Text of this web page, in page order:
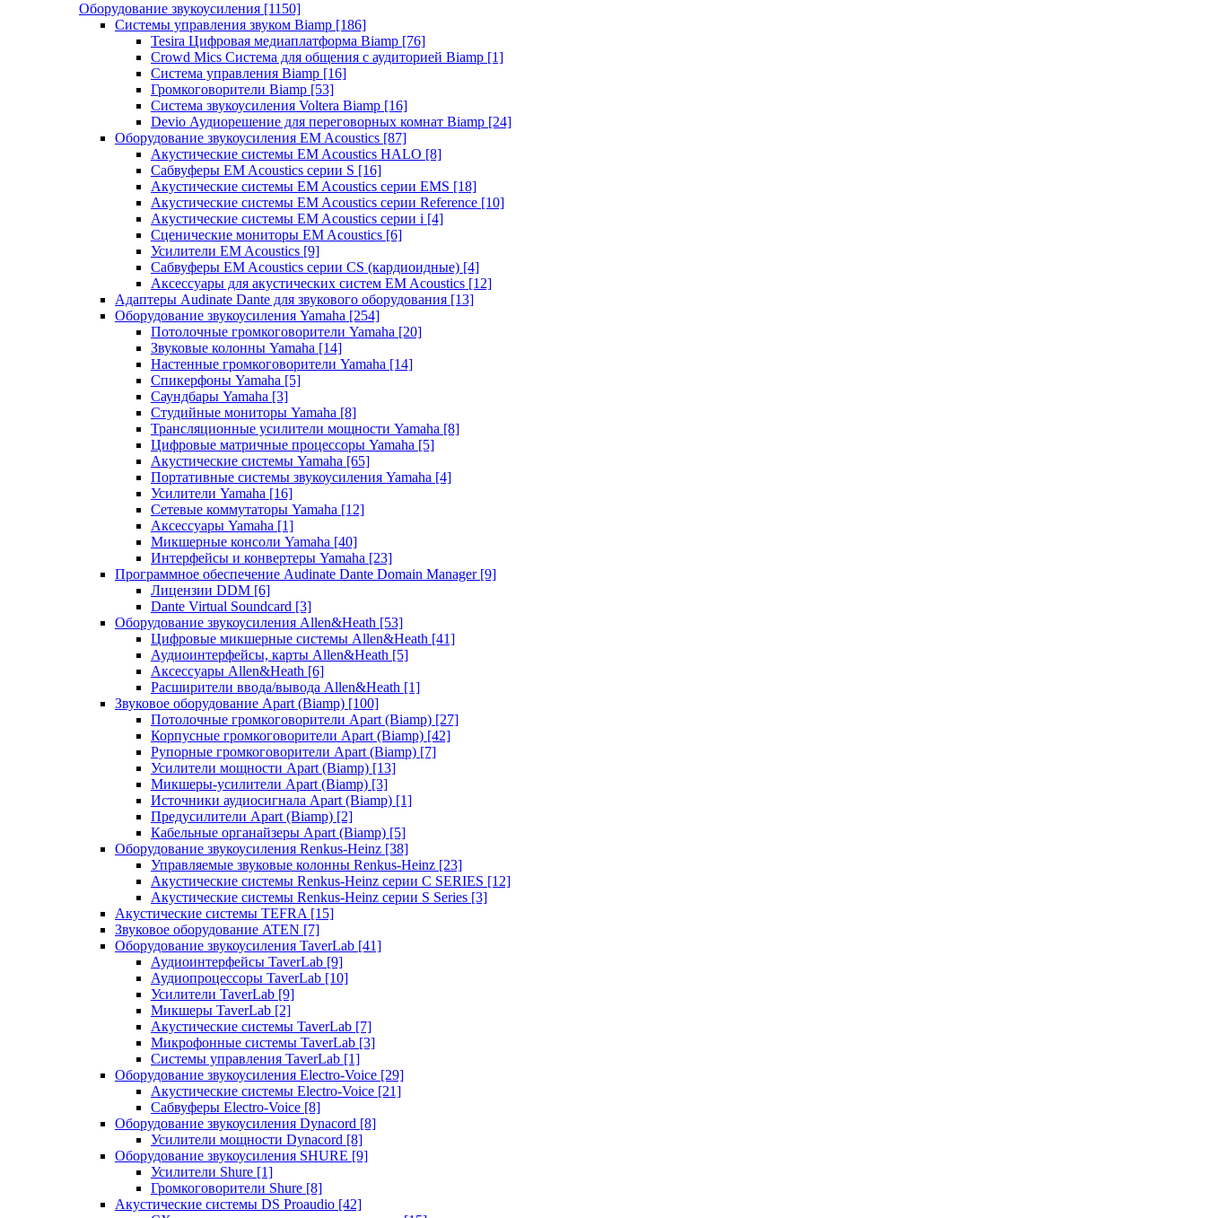
Оборудование звукоусиления [1150]
Системы управления звуком Biamp [186]
Tesira Цифровая медиаплатформа Biamp [76]
Crowd Mics Система для общения с аудиторией Biamp [1]
Система управления Biamp [16]
Громкоговорители Biamp [53]
Система звукоусиления Voltera Biamp [16]
Devio Аудиорешение для переговорных комнат Biamp [24]
Оборудование звукоусиления EM Acoustics [87]
Акустические системы EM Acoustics HALO [8]
Сабвуферы EM Acoustics серии S [16]
Акустические системы EM Acoustics серии EMS [18]
Акустические системы EM Acoustics серии Reference [10]
Акустические системы EM Acoustics серии i [4]
Сценические мониторы EM Acoustics [6]
Усилители EM Acoustics [9]
Сабвуферы EM Acoustics серии CS (кардиоидные) [4]
Аксессуары для акустических систем EM Acoustics [12]
Адаптеры Audinate Dante для звукового оборудования [13]
Оборудование звукоусиления Yamaha [254]
Потолочные громкоговорители Yamaha [20]
Звуковые колонны Yamaha [14]
Настенные громкоговорители Yamaha [14]
Спикерфоны Yamaha [5]
Саундбары Yamaha [3]
Студийные мониторы Yamaha [8]
Трансляционные усилители мощности Yamaha [8]
Цифровые матричные процессоры Yamaha [5]
Акустические системы Yamaha [65]
Портативные системы звукоусиления Yamaha [4]
Усилители Yamaha [16]
Сетевые коммутаторы Yamaha [12]
Аксессуары Yamaha [1]
Микшерные консоли Yamaha [40]
Интерфейсы и конвертеры Yamaha [23]
Программное обеспечение Audinate Dante Domain Manager [9]
Лицензии DDM [6]
Dante Virtual Soundcard [3]
Оборудование звукоусиления Allen&Heath [53]
Цифровые микшерные системы Allen&Heath [41]
Аудиоинтерфейсы, карты Allen&Heath [5]
Аксессуары Allen&Heath [6]
Расширители ввода/вывода Allen&Heath [1]
Звуковое оборудование Apart (Biamp) [100]
Потолочные громкоговорители Apart (Biamp) [27]
Корпусные громкоговорители Apart (Biamp) [42]
Рупорные громкоговорители Apart (Biamp) [7]
Усилители мощности Apart (Biamp) [13]
Микшеры-усилители Apart (Biamp) [3]
Источники аудиосигнала Apart (Biamp) [1]
Предусилители Apart (Biamp) [2]
Кабельные органайзеры Apart (Biamp) [5]
Оборудование звукоусиления Renkus-Heinz [38]
Управляемые звуковые колонны Renkus-Heinz [23]
Акустические системы Renkus-Heinz серии C SERIES [12]
Акустические системы Renkus-Heinz серии S Series [3]
Акустические системы TEFRA [15]
Звуковое оборудование ATEN [7]
Оборудование звукоусиления TaverLab [41]
Аудиоинтерфейсы TaverLab [9]
Аудиопроцессоры TaverLab [10]
Усилители TaverLab [9]
Микшеры TaverLab [2]
Акустические системы TaverLab [7]
Микрофонные системы TaverLab [3]
Системы управления TaverLab [1]
Оборудование звукоусиления Electro-Voice [29]
Акустические системы Electro-Voice [21]
Сабвуферы Electro-Voice [8]
Оборудование звукоусиления Dynacord [8]
Усилители мощности Dynacord [8]
Оборудование звукоусиления SHURE [9]
Усилители Shure [1]
Громкоговорители Shure [8]
Акустические системы DS Proaudio [42]